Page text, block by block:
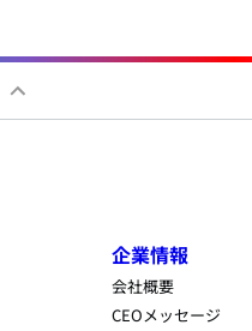
企業情報
会社概要
CEOメッセージ